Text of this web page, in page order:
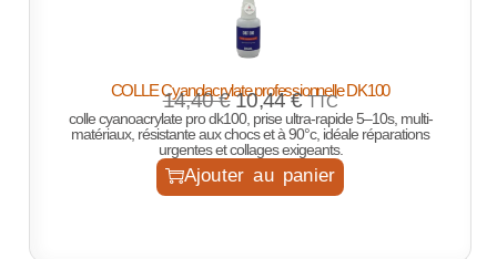
COLLE Cyanolacrylate professionnelle DK100
14,40€ 10,44€ TTC
colle cyanoacrylate pro dk100, prise ultra-rapide 5–10s, multi-
matériaux, résistante aux chocs et à 90°c, idéale réparations
urgentes et collages exigeants.
Ajouter au panier